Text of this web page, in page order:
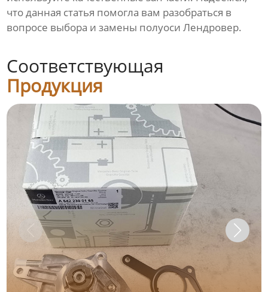
что данная статья помогла вам разобраться в
вопросе выбора и замены полуоси Лендровер.
Соответствующая
Продукция